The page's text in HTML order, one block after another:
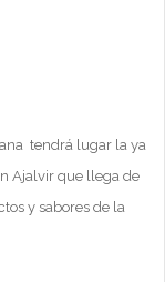
tendrá lugar la ya
Ajalvir que llega de
y sabores de la